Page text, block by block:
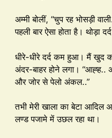
अम्मी बोलीं, “चुप रह भोसड़ी
पहली बार ऐसा होता है। थोड़ा
धीरे-धीरे दर्द कम हुआ। मैं खुद
अंदर-बाहर होने लगा। “आह्ह..
और जोर से पेलो अंकल..”
तभी मेरी खाला का बेटा
लण्ड पजामे में उछल रहा था।